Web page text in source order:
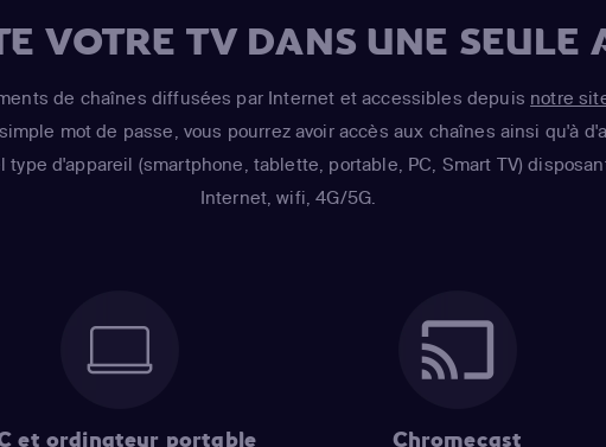
VOTRE TV DANS UNE SEULE
de chaînes diffusées par Internet et accessibles depuis notre
mot de passe, vous pourrez avoir accès aux chaînes ainsi qu'à
d'appareil (smartphone, tablette, portable, PC, Smart TV)
Internet, wifi, 4G/5G.
et ordinateur portable Chromecast